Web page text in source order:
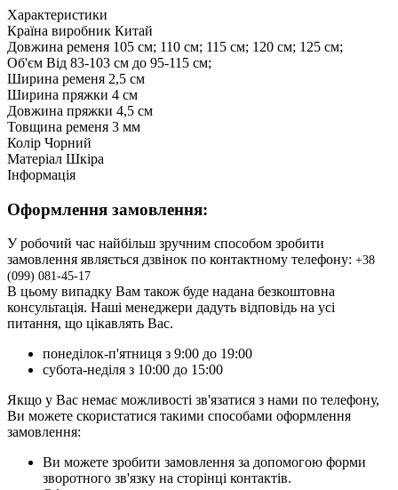
Характеристики
Країна виробник Китай
Довжина ременя 105 см; 110 см; 115 см; 120 см; 125 см;
Об'єм Від 83-103 см до 95-115 см;
Ширина ременя 2,5 см
Ширина пряжки 4 см
Довжина пряжки 4,5 см
Товщина ременя 3 мм
Колір Чорний
Матеріал Шкіра
Інформація
Оформлення замовлення:
У робочий час найбільш зручним способом зробити
замовлення являється дзвінок по контактному телефону: +38
(099) 081-45-17
В цьому випадку Вам також буде надана безкоштовна
консультація. Наші менеджери дадуть відповідь на усі
питання, що цікавлять Вас.
понеділок-п'ятниця з 9:00 до 19:00
субота-неділя з 10:00 до 15:00
Якщо у Вас немає можливості зв'язатися з нами по телефону,
Ви можете скористатися такими способами оформлення
замовлення:
Ви можете зробити замовлення за допомогою форми
зворотного зв'язку на сторінці контактів.